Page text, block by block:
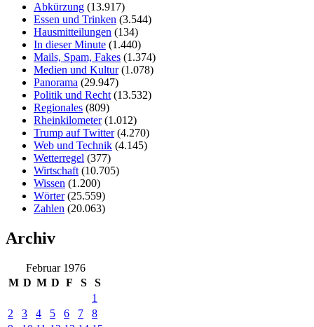
Abkürzung (13.917)
Essen und Trinken (3.544)
Hausmitteilungen (134)
In dieser Minute (1.440)
Mails, Spam, Fakes (1.374)
Medien und Kultur(1.078)
Panorama (29.947)
Politik und Recht(13.532)
Regionales (809)
Rheinkilometer(1.012)
Trump auf Twitter(4.270)
Web und Technik (4.145)
Wetterregel (377)
Wirtschaft(10.705)
Wissen (1.200)
Wörter(25.559)
Zahlen (20.063)
Archiv
Februar 1976
M D M D F S
S
1
2
3 4 5 6 7
8